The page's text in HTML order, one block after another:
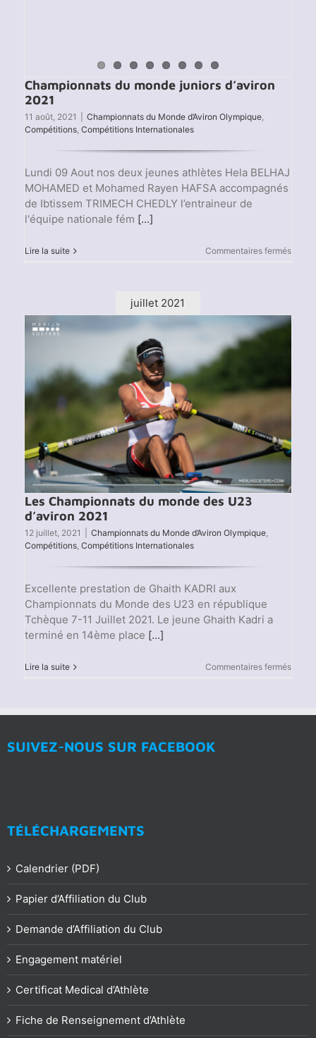
Championnats du monde juniors d’aviron
2021
11 août, 2021 Championnats du Monde d’Aviron Olympique,
Compétitions, Compétitions Internationales
Lundi 09 Aout nos deux jeunes athlètes Hela BELHAJ
MOHAMED et Mohamed Rayen HAFSA accompagnés
de Ibtissem TRIMECH CHEDLY l’entraineur de
l'équipe nationale fém [...]
Lire la suite Commentaires ferméssur
2021
juillet 2021
Les Championnats du monde des U23
d’aviron 2021
12 juillet, 2021 Championnats du Monde d’Aviron Olympique,
Compétitions, Compétitions Internationales
Excellente prestation de Ghaith KADRI aux
Championnats du Monde des U23 en république
Tchèque 7-11 Juillet 2021. Le jeune Ghaith Kadri a
terminé en 14ème place [...]
Lire la suite Commentaires ferméssur
SUIVEZ-NOUS SUR FACEBOOK
TÉLÉCHARGEMENTS
Calendrier (PDF)
Papier d’Affiliation du Club
Demande d’Affiliation du Club
Engagement matériel
Certificat Medical d’Athlète
Fiche de Renseignement d’Athlète